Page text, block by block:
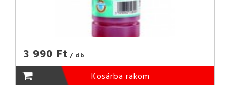
3 990 Ft / db
Kosárba rakom